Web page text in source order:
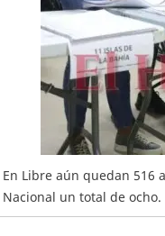
En Libre aún quedan 516
Nacional un total de ocho.